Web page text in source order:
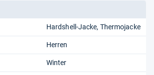
Hardshell-Jacke Thermojacke
Herren
Winter